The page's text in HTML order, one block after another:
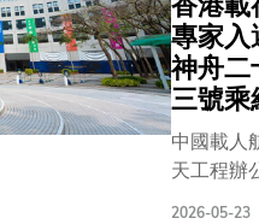
相關成果
與政府部
及科研機
共享，為
及推動全
可持續發
作出貢
園，共同
看電視直
播，現場
氛熱烈高
漲。當火
騰飛一刻
師生們紛
專家入
神舟二
三號乘
中國載人
天工程辦
2026-05-23